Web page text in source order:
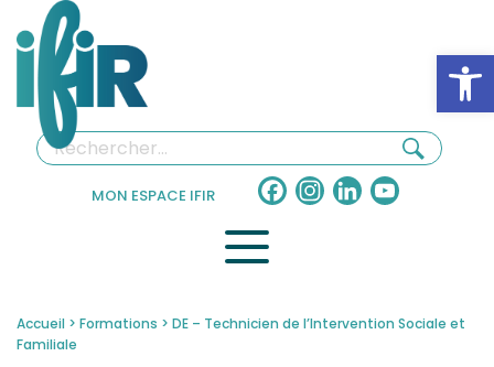
MON ESPACE IFIR Facebook
Instagram
LinkedInYouTube
Accueil > Formations > DE – Technicien de l’Intervention Sociale et
Familiale
Panneau de gestion des cookies